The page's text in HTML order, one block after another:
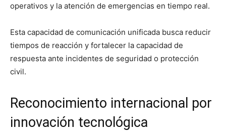
operativos y la atención de emergencias en tiempo real.
Esta capacidad de comunicación unificada busca reducir
tiempos de reacción y fortalecer la capacidad de
respuesta ante incidentes de seguridad o protección
civil.
Reconocimiento internacional por
innovación tecnológica